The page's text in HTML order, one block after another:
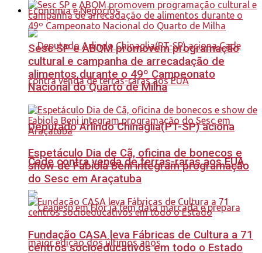
Economia e Negócios
Deputado Arlindo Chinaglia(PT-SP) aciona
Cade contra venda de terras-raras aos EUA
Sesc SP e ABQM promovem programação
cultural e campanha de arrecadação de
alimentos durante o 49º Campeonato
Nacional do Quarto de Milha
Espetáculo Dia de Cã, oficina de bonecos e
show de Fabiola Beni integram programação
do Sesc em Araçatuba
Fundação CASA leva Fábricas de Cultura a 71
centros socioeducativos em todo o Estado